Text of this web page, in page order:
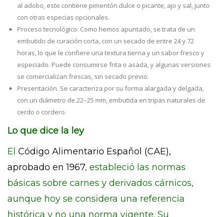
al adobo, este contiene pimentón dulce o picante, ajo y sal, junto
con otras especias opcionales.
Proceso tecnológico. Como hemos apuntado, se trata de un
embutido de curación corta, con un secado de entre 24 y 72
horas, lo que le confiere una textura tierna y un sabor fresco y
especiado. Puede consumirse frita o asada, y algunas versiones
se comercializan frescas, sin secado previo.
Presentación. Se caracteriza por su forma alargada y delgada,
con un diámetro de 22–25 mm, embutida en tripas naturales de
cerdo o cordero.
Lo que dice la ley
El Código Alimentario Español (CAE),
aprobado en 1967, estableció las normas
básicas sobre carnes y derivados cárnicos,
aunque hoy se considera una referencia
histórica y no una norma vigente. Su